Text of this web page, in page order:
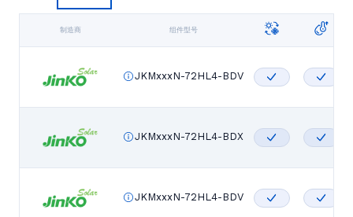
制造商 组件型号
JKMxxxN-72HL4-BDV
JKMxxxN-72HL4-BDX
JKMxxxN-72HL4-BDV